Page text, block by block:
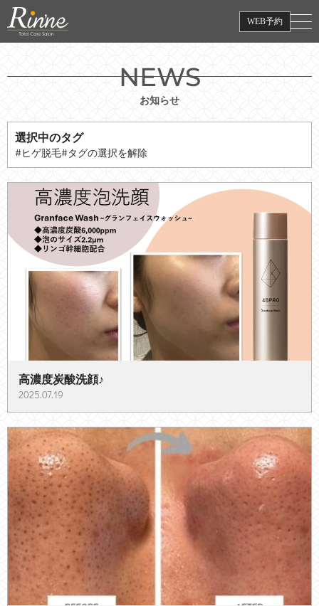
WEB予約
NEWS
お知らせ
選択中のタグ
#ヒゲ脱毛#タグの選択を解除
高濃度炭酸洗顔♪
2025.07.19